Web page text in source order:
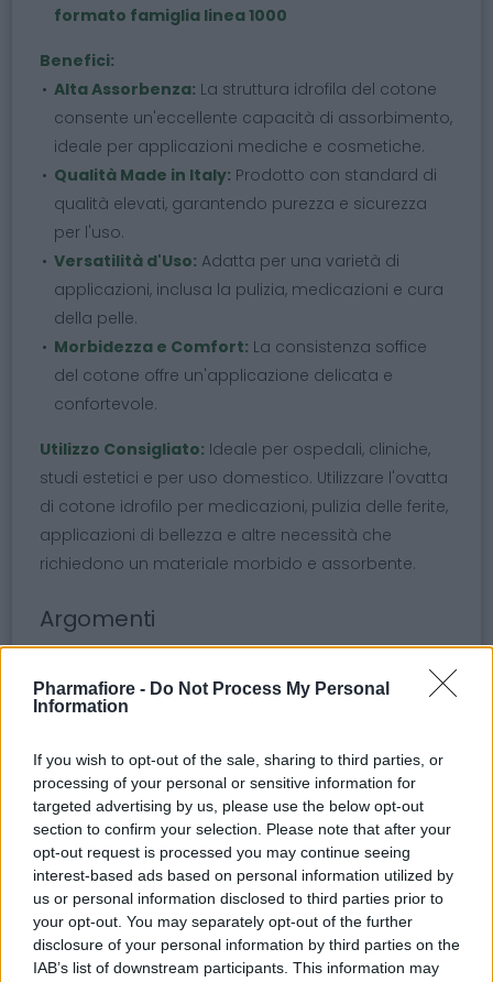
Pharmafiore - Do Not Process My Personal
Information
If you wish to opt-out of the sale, sharing to third parties, or
processing of your personal or sensitive information for
targeted advertising by us, please use the below opt-out
section to confirm your selection. Please note that after your
opt-out request is processed you may continue seeing
interest-based ads based on personal information utilized by
us or personal information disclosed to third parties prior to
your opt-out. You may separately opt-out of the further
disclosure of your personal information by third parties on the
IAB’s list of downstream participants. This information may
formato famiglia linea 1000
Benefici:
Alta Assorbenza: La struttura idrofila del cotone
consente un'eccellente capacità di assorbimento,
ideale per applicazioni mediche e cosmetiche.
Qualità Made in Italy: Prodotto con standard di
qualità elevati, garantendo purezza e sicurezza
per l'uso.
Versatilità d'Uso: Adatta per una varietà di
applicazioni, inclusa la pulizia, medicazioni e cura
della pelle.
Morbidezza e Comfort: La consistenza soffice
del cotone offre un'applicazione delicata e
confortevole.
Utilizzo Consigliato: Ideale per ospedali, cliniche,
studi estetici e per uso domestico. Utilizzare l'ovatta
di cotone idrofilo per medicazioni, pulizia delle ferite,
applicazioni di bellezza e altre necessità che
richiedono un materiale morbido e assorbente.
Argomenti
ovatta Made in Italy
alta assorbenza
prodotto medico
cotone puro
applicazioni cosmetiche
pulizia e medicazioni
qualità cotone.
Potrebbero piacerti anche